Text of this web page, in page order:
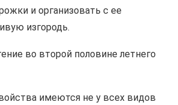
и организовать с ее
изгородь.
во второй половине летнего
имеются не у всех видов